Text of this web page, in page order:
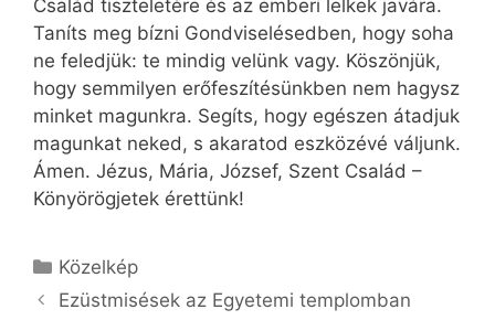
Család tiszteletére és az emberi lelkek javára.
Taníts meg bízni Gondviselésedben, hogy soha
ne feledjük: te mindig velünk vagy. Köszönjük,
hogy semmilyen erőfeszítésünkben nem hagysz
minket magunkra. Segíts, hogy egészen átadjuk
magunkat neked, s akaratod eszközévé váljunk.
Ámen. Jézus, Mária, József, Szent Család –
Könyörögjetek érettünk!
Kategória
Közelkép
Ezüstmisések az Egyetemi templomban